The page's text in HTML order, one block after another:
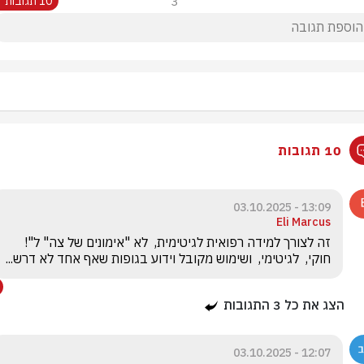
10 תגובות
13:09 - 03.10.2025
Eli Marcus
חוקי,  לגיטימי,  ושימוש מקובל וידוע בגופות שאף אחד לא דרש...
הצג את כל 3 התגובות
12:07 - 03.10.2025